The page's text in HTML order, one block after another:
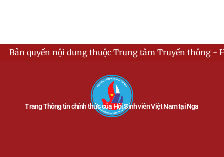
dung thuộc Trung tâm Truyền thông - Hội Sinh viên
Trang Thông tin chính thức của Hội Sinh viên Việt Nam tại Nga